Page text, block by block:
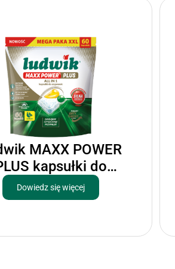
MAXX POWER
kapsułki do
zmywarek
Dowiedz się więcej